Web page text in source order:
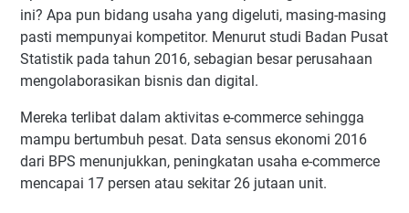
ini? Apa pun bidang usaha yang digeluti, masing-masing
pasti mempunyai kompetitor. Menurut studi Badan Pusat
Statistik pada tahun 2016, sebagian besar perusahaan
mengolaborasikan bisnis dan digital.
Mereka terlibat dalam aktivitas e-commerce sehingga
mampu bertumbuh pesat. Data sensus ekonomi 2016
dari BPS menunjukkan, peningkatan usaha e-commerce
mencapai 17 persen atau sekitar 26 jutaan unit.